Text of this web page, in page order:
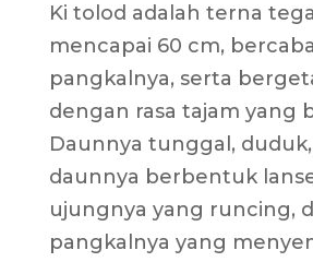
Ki tolod adalah terna
mencapai 60 cm,
pangkalnya, serta
dengan rasa tajam yang
Daunnya tunggal,
daunnya berbentuk
ujungnya yang runcing,
pangkalnya yang